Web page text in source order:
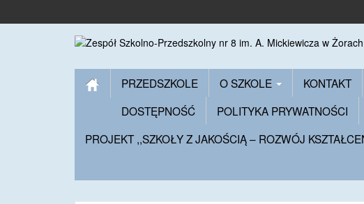
PRZEDSZKOLE O SZKOLE KONTAKT
DOSTĘPNOŚĆ
POLITYKA PRYWATNOŚCI
PROJEKT ,,SZKOŁY Z JAKOŚCIĄ – ROZWÓJ